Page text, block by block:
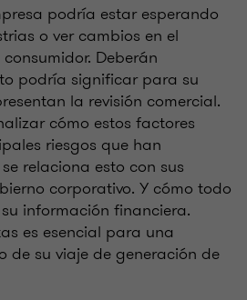
podría estar esperando
o ver cambios en el
Deberán
podría significar para su
la revisión comercial.
cómo estos factores
riesgos que han
relaciona esto con sus
corporativo. Y cómo todo
información financiera.
es esencial para una
de su viaje de generación de